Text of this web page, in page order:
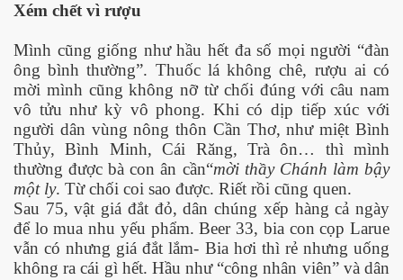
Xém chết vì rượu
Mình cũng giống như hầu hết đa số mọi người “đàn
ông bình thường”. Thuốc lá không chê, rượu ai có
mời mình cũng không nỡ từ chối đúng với câu nam
vô tửu như kỳ vô phong. Khi có dịp tiếp xúc với
người dân vùng nông thôn Cần Thơ, như miệt Bình
Thủy, Bình Minh, Cái Răng, Trà ôn… thì mình
thường được bà con ân cần“mời thầy Chánh làm bậy
một ly. Từ chối coi sao được. Riết rồi cũng quen.
Sau 75, vật giá đắt đỏ, dân chúng xếp hàng cả ngày
để lo mua nhu yếu phẩm. Beer 33, bia con cọp Larue
vẫn có nhưng giá đắt lắm- Bia hơi thì rẻ nhưng uống
không ra cái gì hết. Hầu như “công nhân viên” và dân